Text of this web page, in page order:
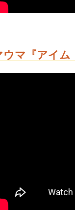
マ『アイム